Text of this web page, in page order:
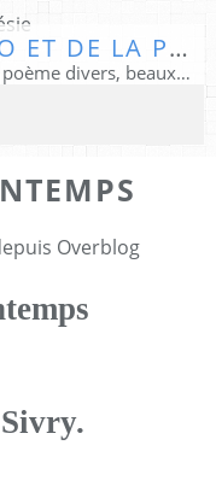
LE MONDE DE LA PHILO ET DE LA POÉSIE
Extraits de livres lus, poèmes perso, poème divers, beaux textes...
Overblog